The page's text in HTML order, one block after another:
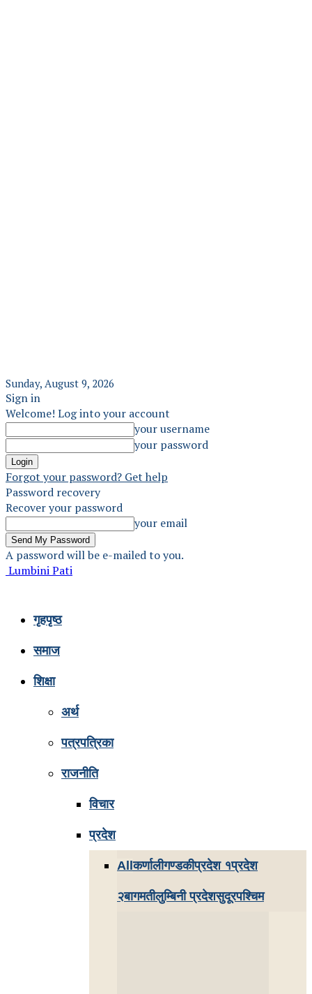
Sunday, August 9, 2026
Sign in
Welcome! Log into your account
your username
your password
Forgot your password? Get help
Password recovery
Recover your password
your email
A password will be e-mailed to you.
Lumbini Pati
गृहपृष्ठ
समाज
शिक्षा
अर्थ
पत्रपत्रिका
राजनीति
विचार
प्रदेश
Allकर्णालीगण्डकीप्रदेश १प्रदेश
२बागमतीलुम्बिनी प्रदेशसुदूरपश्चिम